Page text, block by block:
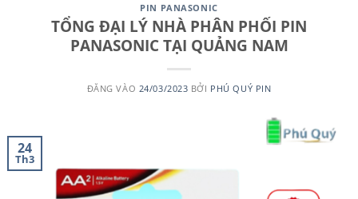
PIN PANASONIC
TỔNG ĐẠI LÝ NHÀ PHÂN PHỐI PIN
PANASONIC TẠI QUẢNG NAM
ĐĂNG VÀO 24/03/2023 BỞI PHÚ QUÝ PIN
24
Th3